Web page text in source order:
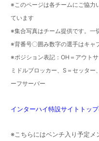
※このページは各チームにご協力
ています
※集合写真はチーム提供です。一
※背番号〇囲み数字の選手はキャ
※ポジション表記：OH＝アウト
ミドルブロッカー、S＝セッター
ーフサーバー
インターハイ特設サイトトッ
※こちらにはベンチ入り予定メ